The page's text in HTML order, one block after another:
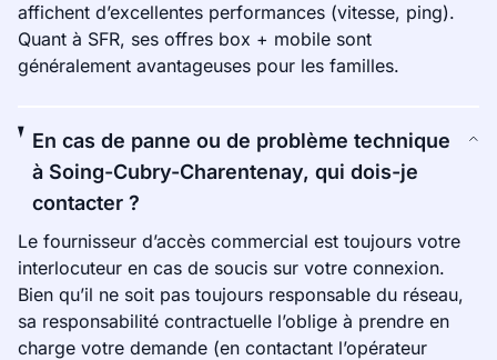
affichent d’excellentes performances (vitesse, ping).
Quant à SFR, ses offres box + mobile sont
généralement avantageuses pour les familles.
En cas de panne ou de problème technique
à Soing-Cubry-Charentenay, qui dois-je
contacter ?
Le fournisseur d’accès commercial est toujours votre
interlocuteur en cas de soucis sur votre connexion.
Bien qu’il ne soit pas toujours responsable du réseau,
sa responsabilité contractuelle l’oblige à prendre en
charge votre demande (en contactant l’opérateur